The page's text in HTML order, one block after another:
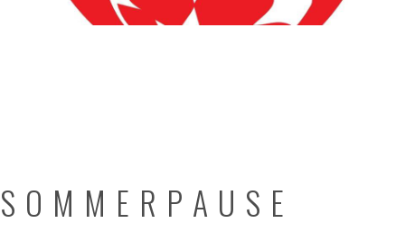
S O M M E R P A U S E